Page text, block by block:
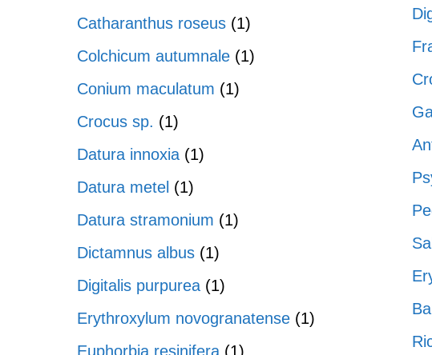
Catharanthus roseus (1)
Colchicum autumnale (1)
Conium maculatum (1)
Crocus sp. (1)
Datura innoxia (1)
Datura metel (1)
Datura stramonium (1)
Dictamnus albus (1)
Digitalis purpurea (1)
Erythroxylum novogranatense (1)
Euphorbia resinifera (1)